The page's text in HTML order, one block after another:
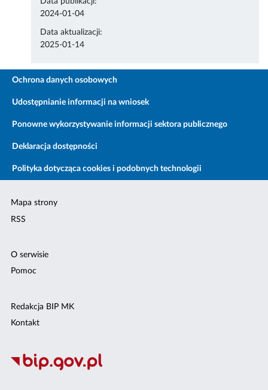
2024-01-04
Data aktualizacji:
2025-01-14
Ochrona danych osobowych
Udostępnianie informacji na wniosek
Ponowne wykorzystywanie informacji sektora publicznego
Deklaracja dostępności
Polityka dotycząca cookies i podobnych technologii
Mapa strony
RSS
O serwisie
Pomoc
Redakcja BIP MK
Kontakt